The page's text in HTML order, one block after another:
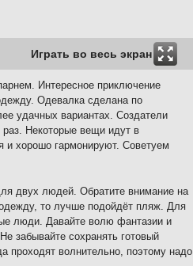
Играть во весь экран
Интересное приключение
Одевалка сделана по
удачных вариантах. Создатели
Некоторые вещи идут в
и хорошо гармонируют. Советуем
двух людей. Обратите внимание на
то лучше подойдёт пляж. Для
люди. Давайте волю фантазии и
забывайте сохранять готовый
проходят волнительно, поэтому надо